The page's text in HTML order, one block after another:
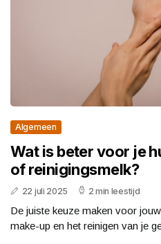
Algemeen
Wat is beter voor je
of reinigingsmelk?
22 juli 2025 2 min leestijd
De juiste keuze maken voor
make-up en het reinigen van je